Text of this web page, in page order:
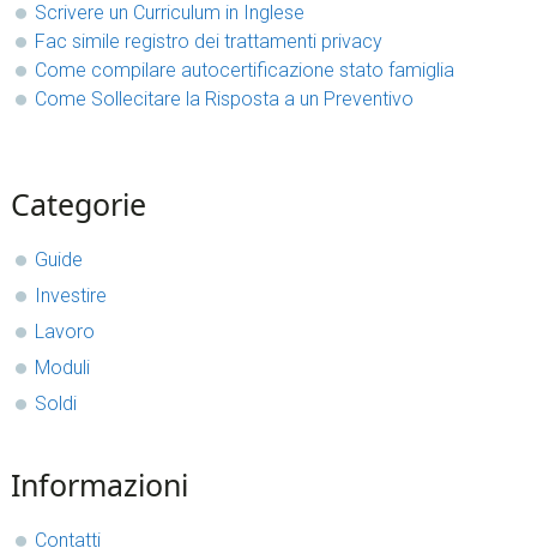
Scrivere un Curriculum in Inglese
Fac simile registro dei trattamenti privacy
Come compilare autocertificazione stato famiglia
Come Sollecitare la Risposta a un Preventivo
sidebar
Blog
Categorie
Guide
Investire
Lavoro
Moduli
Soldi
Informazioni
Contatti